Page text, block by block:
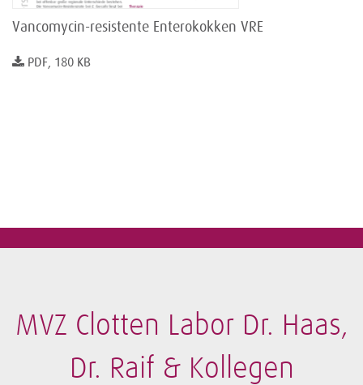
Vancomycin-resistente Enterokokken VRE
PDF, 180 KB
MVZ Clotten Labor Dr. Haas,
Dr. Raif & Kollegen